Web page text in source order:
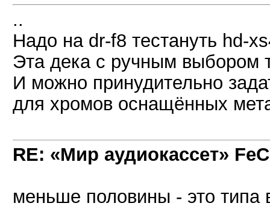
..
Надо на dr-f8 тестануть hd-
Эта дека с ручным выбором
И можно принудительно
для хромов оснащённых
RE: «Мир аудиокассет»
меньше половины - это типа